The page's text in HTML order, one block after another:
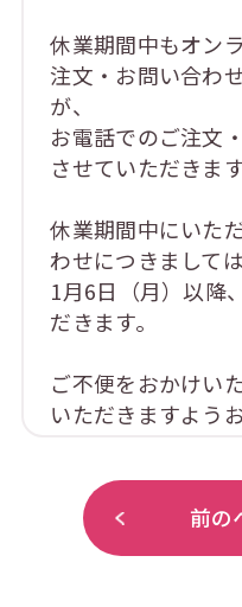
休業期間中もオン
注文・お問い合わ
が、
お電話でのご注文
させていただきます
休業期間中にいた
わせにつきましては
1月6日（月）以降
だきます。
ご不便をおかけい
いただきますよう
前の